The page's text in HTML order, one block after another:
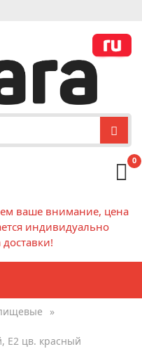
0
ваше внимание, цена
индивидуально
»
Е2 цв. красный